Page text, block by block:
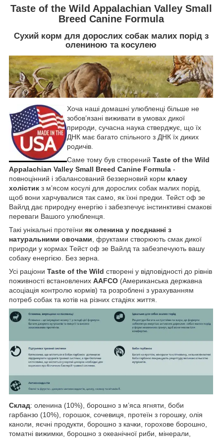
Taste of the Wild Appalachian Valley Small
Breed Canine Formula
Сухий корм для дорослих собак малих порід з
олениною та косулею
Хоча наші домашні улюбленці більше не
зобов’язані виживати в умовах дикої
природи, сучасна наука стверджує, що їх
ДНК має багато спільного з ДНК їх диких
родичів.
Саме тому був створений Taste of the Wild
Appalachian Valley Small Breed Canine Formula -
повноцінний і збалансований беззерновий корм класу
холістик з м’ясом косулі для дорослих собак малих порід,
щоб вони харчувалися так само, як їхні предки. Тейст оф зе
Вайлд дає природну енергію і забезпечує інстинктивні смакові
переваги Вашого улюбленця.
Такі унікальні протеїни як оленина у поєднанні з
натуральними овочами , фруктами створюють смак дикої
природи у кормах Тейст оф зе Вайлд та забезпечують вашу
собаку енергією. Без зерна.
Усі раціони Taste of the Wild створені у відповідності до рівнів
поживності встановлених AAFCO (Американська державна
асоціація контролю кормів) та розроблені з урахуванням
потреб собак та котів на різних стадіях життя.
Склад: оленина (10%), борошно з м’яса ягняти, боби
гарбанзо (10%), горошок, сочевиця, протеїн з горошку, олія
каноли, яєчні продукти, борошно з качки, горохове борошно,
томатні вижимки, борошно з океанічної риби, мінерали,